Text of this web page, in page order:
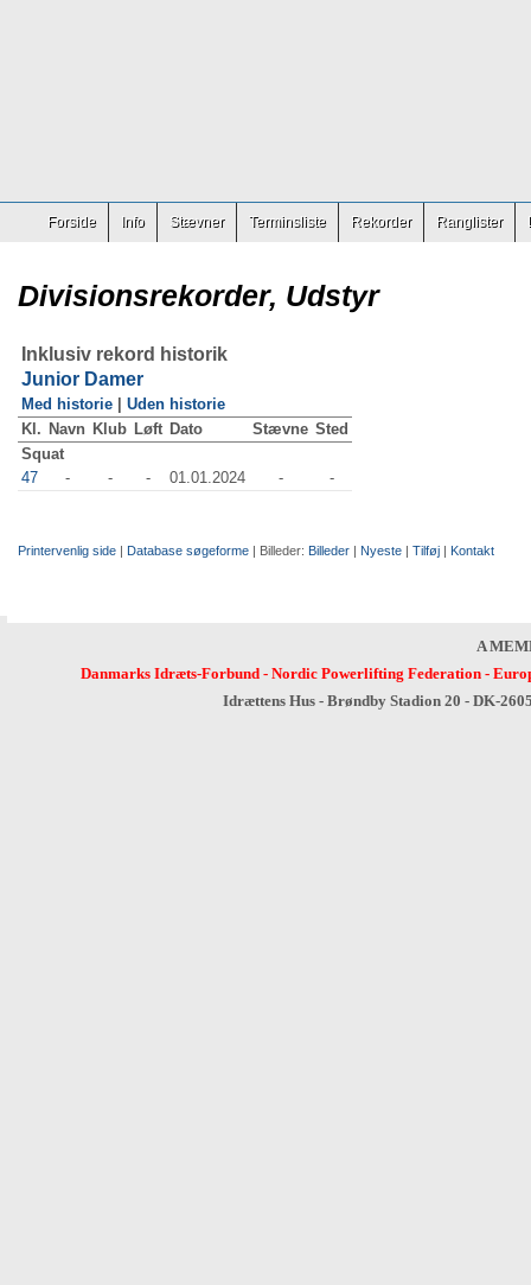
Forside Info Stævner Terminsliste Rekorder Ranglister
Divisionsrekorder, Udstyr
Inklusiv rekord historik
Junior Damer
Med historie
Uden historie
Kl. Navn Klub Løft Dato Stævne Sted
Squat
47
- - - 01.01.2024 - -
Printervenlig side | Database søgeforme | Billeder: Billeder | Nyeste | Tilføj | Kontakt
A
Danmarks Idræts-Forbund- Nordic Powerlifting Federation-
Idrættens Hus - Brøndby Stadion 20 - DK-